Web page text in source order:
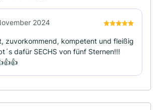
2024
zuvorkommend, kompetent und fleißig
dafür SECHS von fünf Sternen!!!